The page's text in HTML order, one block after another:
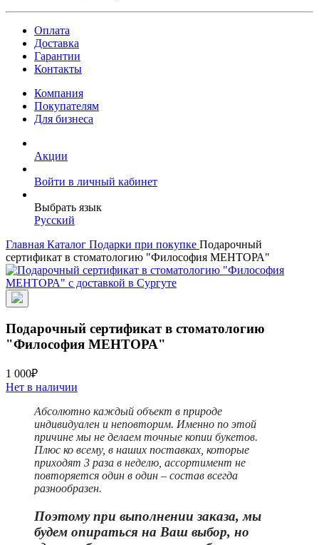
Оплата
Доставка
Гарантии
Контакты
Компания
Покупателям
Для бизнеса
Акции
Войти в личный кабинет
Выбрать язык
Русский
Главная Каталог Подарки при покупке Подарочный
сертификат в стоматологию "Философия МЕНТОРА"
Подарочный сертификат в стоматологию
"Философия МЕНТОРА"
1 000₽
Нет в наличии
Абсолютно каждый объект в природе
индивидуален и неповторим. Именно по этой
причине мы не делаем точные копии букетов.
Плюс ко всему, в наших поставках, которые
приходят 3 раза в неделю, ассортимент не
повторяется один в один – состав всегда
разнообразен.
Поэтому при выполнении заказа, мы
будем опираться на Ваш выбор, но